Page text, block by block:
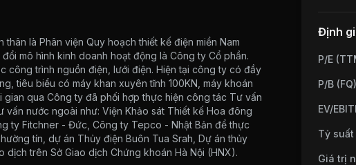
là Phân viện Quy hoạch thiết kế điện miền Nam
mô hình kinh doanh hoạt động là Công ty Cổ phần.
trình nguồn điện, lưới điện. Hiện tại công ty có đầy
tiêu biểu có máy khan xuyên tĩnh 100KN, máy khoán
gian qua Công ty đã phối hợp thực hiện công tác Tư vấn
nước ngoài như: Viện Khảo sát Thiết kế Hoa đông
ty Fitchner - Đức, Công ty Tepco - Nhật Bản để thực
tín, dự án Thủy điện Buôn Tua Srah, Dự án thủy
trên Sở Giao dịch Chứng khoán Hà Nội (HNX).
Định
P/E
P/B (FQ)
EV/
Tỷ
Giá trị